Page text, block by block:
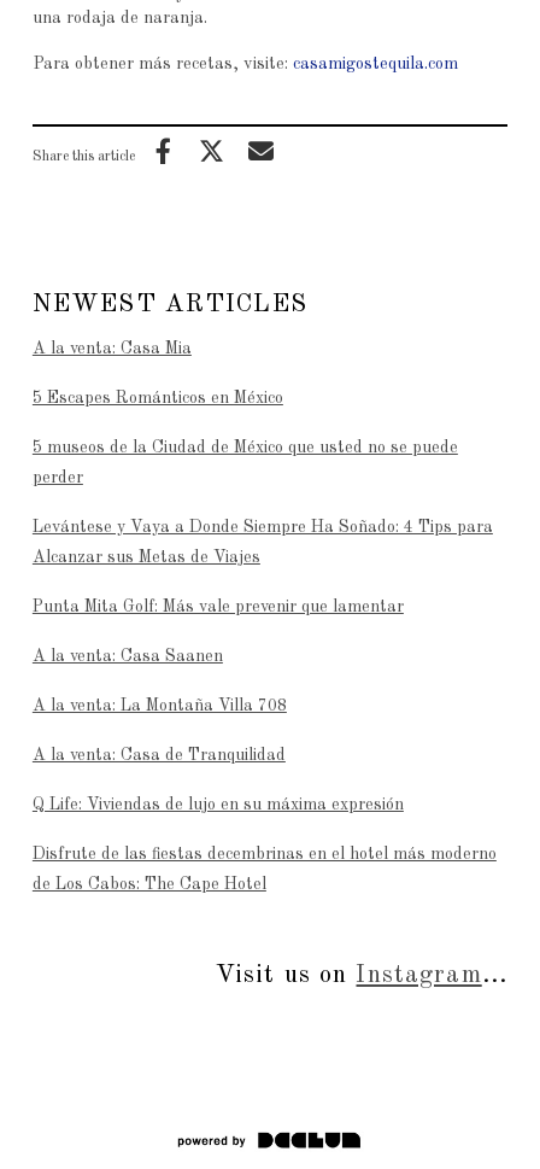
una rodaja de naranja.
Para obtener más recetas, visite: casamigostequila.com
Share this article
NEWEST ARTICLES
A la venta: Casa Mia
5 Escapes Románticos en México
5 museos de la Ciudad de México que usted no se puede
perder
Levántese y Vaya a Donde Siempre Ha Soñado: 4 Tips para
Alcanzar sus Metas de Viajes
Punta Mita Golf: Más vale prevenir que lamentar
A la venta: Casa Saanen
A la venta: La Montaña Villa 708
A la venta: Casa de Tranquilidad
Q Life: Viviendas de lujo en su máxima expresión
Disfrute de las fiestas decembrinas en el hotel más moderno
de Los Cabos: The Cape Hotel
Visit us on Instagram...